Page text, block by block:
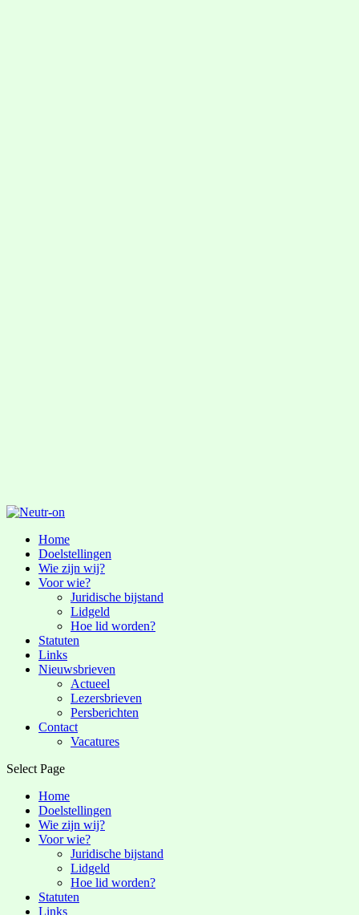
Home
Doelstellingen
Wie zijn wij?
Voor wie?
Juridische bijstand
Lidgeld
Hoe lid worden?
Statuten
Links
Nieuwsbrieven
Actueel
Lezersbrieven
Persberichten
Contact
Vacatures
Select Page
Home
Doelstellingen
Wie zijn wij?
Voor wie?
Juridische bijstand
Lidgeld
Hoe lid worden?
Statuten
Links